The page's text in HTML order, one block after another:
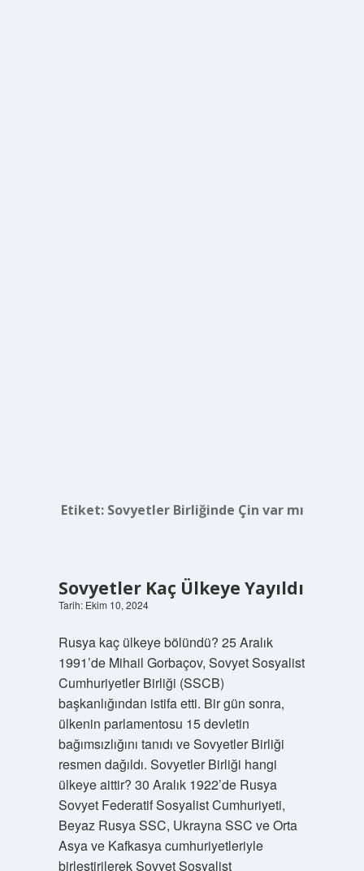
Etiket: Sovyetler Birliğinde Çin var mı
Sovyetler Kaç Ülkeye Yayıldı
Tarih: Ekim 10, 2024
Rusya kaç ülkeye bölündü? 25 Aralık
1991’de Mihail Gorbaçov, Sovyet Sosyalist
Cumhuriyetler Birliği (SSCB)
başkanlığından istifa etti. Bir gün sonra,
ülkenin parlamentosu 15 devletin
bağımsızlığını tanıdı ve Sovyetler Birliği
resmen dağıldı. Sovyetler Birliği hangi
ülkeye aittir? 30 Aralık 1922’de Rusya
Sovyet Federatif Sosyalist Cumhuriyeti,
Beyaz Rusya SSC, Ukrayna SSC ve Orta
Asya ve Kafkasya cumhuriyetleriyle
birleştirilerek Sovyet Sosyalist